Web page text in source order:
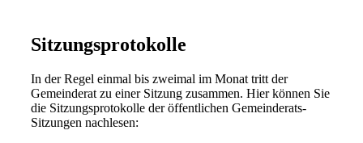
Sitzungsprotokolle
In der Regel einmal bis zweimal im Monat tritt der
Gemeinderat zu einer Sitzung zusammen. Hier können Sie
die Sitzungsprotokolle der öffentlichen Gemeinderats-
Sitzungen nachlesen: